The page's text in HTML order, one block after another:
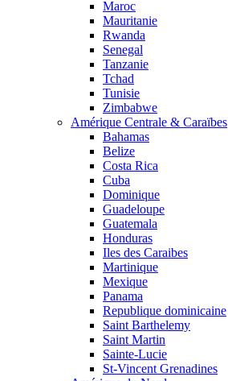
Maroc
Mauritanie
Rwanda
Senegal
Tanzanie
Tchad
Tunisie
Zimbabwe
Amérique Centrale & Caraïbes
Bahamas
Belize
Costa Rica
Cuba
Dominique
Guadeloupe
Guatemala
Honduras
Iles des Caraibes
Martinique
Mexique
Panama
Republique dominicaine
Saint Barthelemy
Saint Martin
Sainte-Lucie
St-Vincent Grenadines